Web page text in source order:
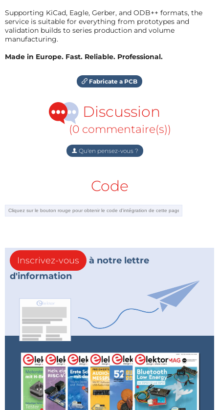
Supporting KiCad, Eagle, Gerber, and ODB++ formats, the
service is suitable for everything from prototypes and
validation builds to series production and volume
manufacturing.
Made in Europe. Fast. Reliable. Professional.
Fabricate a PCB
Discussion
(0 commentaire(s))
Qu'en pensez-vous ?
Code
Inscrivez-vous
à notre lettre
d'information